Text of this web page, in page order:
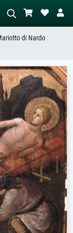
– es. prato verde,
molto rosso, dipinto a
in piedi vicino a un
albero.
di Nardo